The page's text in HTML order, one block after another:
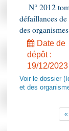
N° 2012
défaillances
des
Date de
dépôt :
19/12/2023
Voir le dossier
et des
«